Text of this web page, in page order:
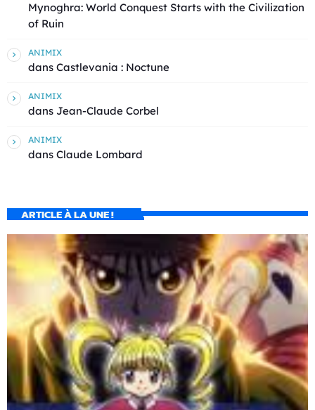
Mynoghra: World Conquest Starts with the Civilization
of Ruin
ANIMIX
dans Castlevania : Noctune
ANIMIX
dans Jean-Claude Corbel
ANIMIX
dans Claude Lombard
ARTICLE À LA UNE !